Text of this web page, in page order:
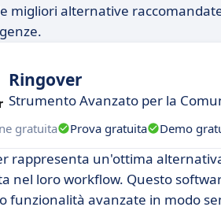
migliori alternative
Ringover
Strumento Avanzato per la
gratuita Prova gratuita Demo
rappresenta un'ottima
nel loro workflow. Questo
funzionalità avanzate in modo